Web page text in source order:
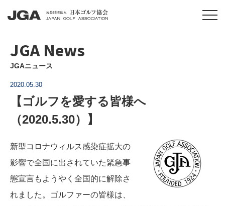
JGA News
JGAニュース
2020.05.30
【ゴルフを愛する皆様へ
（2020.5.30）】
新型コロナウィルス感染症拡大の
影響で全国に出されていた緊急事
態宣言もようやく全国的に解除さ
れました。ゴルファーの皆様は、